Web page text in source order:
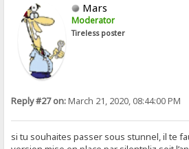
Mars
Moderator
Tireless poster
Reply #27 on:March 21, 2020, 08:44:00 PM
si tu souhaites passer sous stunnel, il te